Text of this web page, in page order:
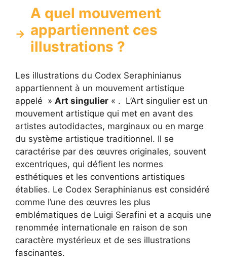
A quel mouvement
appartiennent ces
illustrations ?
Les illustrations du Codex Seraphinianus
appartiennent à un mouvement artistique
appelé » Art singulier « . L’Art singulier est un
mouvement artistique qui met en avant des
artistes autodidactes, marginaux ou en marge
du système artistique traditionnel. Il se
caractérise par des œuvres originales, souvent
excentriques, qui défient les normes
esthétiques et les conventions artistiques
établies. Le Codex Seraphinianus est considéré
comme l’une des œuvres les plus
emblématiques de Luigi Serafini et a acquis une
renommée internationale en raison de son
caractère mystérieux et de ses illustrations
fascinantes.